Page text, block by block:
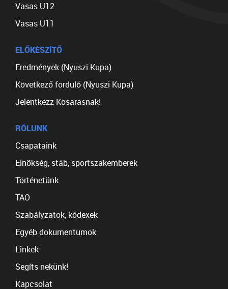
Vasas U12
Vasas U11
ELŐKÉSZÍTŐ
Eredmények (Nyuszi Kupa)
Következő forduló (Nyuszi Kupa)
Jelentkezz Kosarasnak!
RÓLUNK
Csapataink
Elnökség, stáb, sportszakemberek
Történetünk
TAO
Szabályzatok, kódexek
Egyéb dokumentumok
Linkek
Segíts nekünk!
Kapcsolat